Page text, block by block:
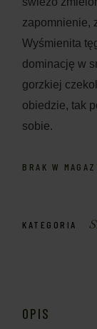
zapomnienie,
Wyśmienita
dominację w
gorzkiej
obiedzie, tak
sobie.
BRAK W
KATEGORIA
OPIS